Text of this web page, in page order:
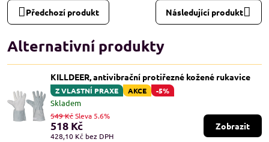
Předchozí produkt Následující produkt
Alternativní produkty
KILLDEER, antivibrační protiřezné kožené rukavice
Z VLASTNÍ PRAXE AKCE -5%
Skladem
518 Kč
428,10 Kč bez DPH
549 KčSleva 5.6%
Zobrazit